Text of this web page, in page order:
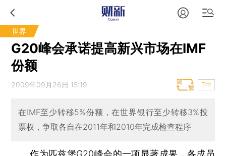
世界
G20峰会承诺提高新兴市场在IMF
份额
2009年09月26日 15:19 T中
在IMF至少转移5%份额，在世界银行至少转移3%投
票权，争取各自在2011年和2010年完成检查程序
作为匹兹堡G20峰会的一项显著成果，各成员